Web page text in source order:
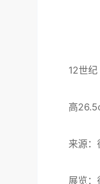
12世纪
高
来源：德
展览：德